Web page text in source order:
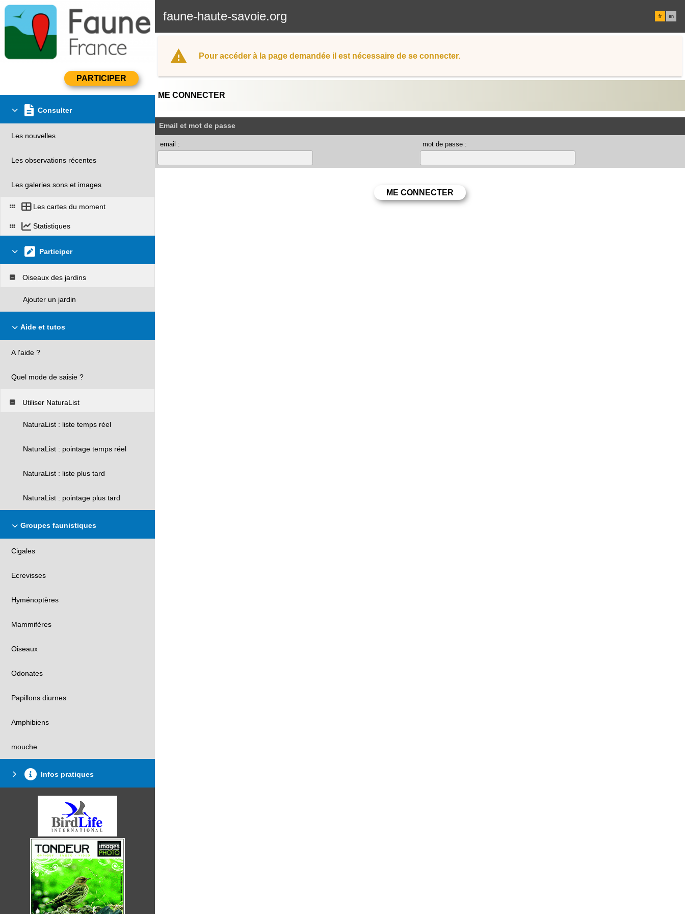
faune-haute-savoie.org fr en
Consulter
Les nouvelles
Les observations récentes
Les galeries sons et images
Les cartes du moment
Statistiques
Participer
Oiseaux des jardins
Ajouter un jardin
Aide et tutos
A l'aide ?
Quel mode de saisie ?
Utiliser NaturaList
NaturaList : liste temps réel
NaturaList : pointage temps réel
NaturaList : liste plus tard
NaturaList : pointage plus tard
Groupes faunistiques
Cigales
Ecrevisses
Hyménoptères
Mammifères
Oiseaux
Odonates
Papillons diurnes
Amphibiens
mouche
Infos pratiques
Pour accéder à la page demandée il est nécessaire de se connecter.
ME CONNECTER
Email et mot de passe
email : mot de passe :